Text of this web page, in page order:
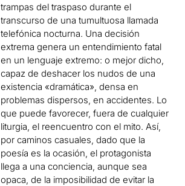
trampas del traspaso durante el
transcurso de unatumultuosa llamada
telefónica nocturna. Una decisión
extrema genera un entendimiento fatal
en un lenguaje extremo: o mejor dicho,
capaz de deshacer los nudos de una
existencia «dramática», densa en
problemas dispersos, en accidentes. Lo
que puede favorecer, fuera de cualquier
liturgia, el reencuentro con el mito. Así,
por caminos casuales, dado que la
poesía es la ocasión, el protagonista
llega a una conciencia, aunque sea
opaca, de la imposibilidad de evitar la